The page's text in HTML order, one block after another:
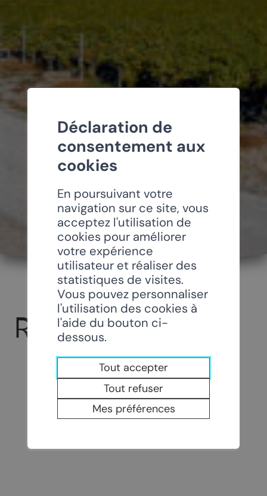
RECHERCHE
Déclaration de
consentement aux
cookies
En poursuivant votre
navigation sur ce site, vous
acceptez l'utilisation de
cookies pour améliorer
votre expérience
utilisateur et réaliser des
statistiques de visites.
Vous pouvez personnaliser
l'utilisation des cookies à
l'aide du bouton ci-
dessous.
Tout accepter
Tout refuser
Mes préférences